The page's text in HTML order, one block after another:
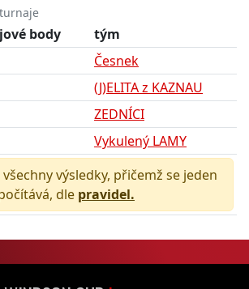
body
tým
Česnek
(J)ELITA z KAZNAU
ZEDNÍCI
Vykulený LAMY
všechny výsledky, přičemž se jeden
dle pravidel.